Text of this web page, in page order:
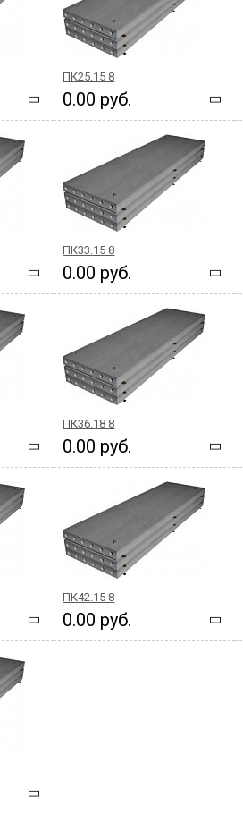
ПК25.15 8
0.00 руб.
ПК33.15 8
0.00 руб.
ПК36.18 8
0.00 руб.
ПК42.15 8
0.00 руб.